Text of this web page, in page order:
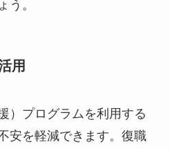
う。
用
）プログラムを利用する
安を軽減できます。復職